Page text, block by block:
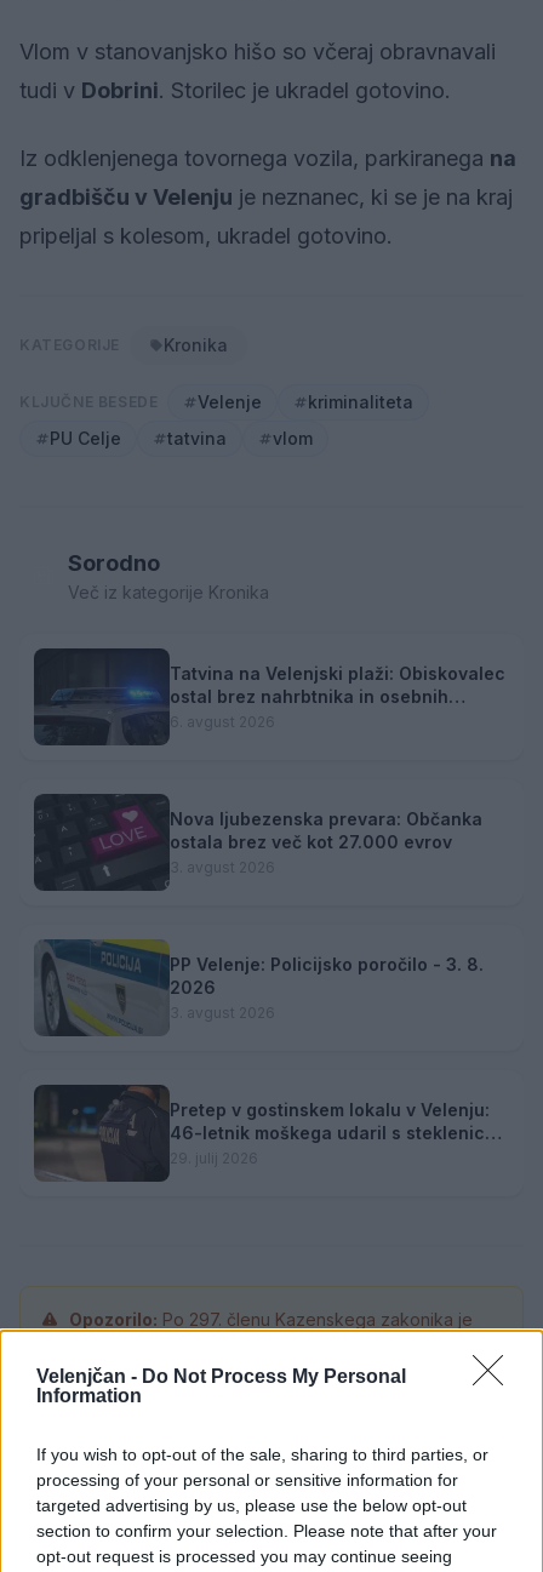
Velenjčan - Do Not Process My Personal
Information
If you wish to opt-out of the sale, sharing to third parties, or
processing of your personal or sensitive information for
targeted advertising by us, please use the below opt-out
section to confirm your selection. Please note that after your
opt-out request is processed you may continue seeing
Vlom v stanovanjsko hišo so včeraj obravnavali
tudi v Dobrini. Storilec je ukradel gotovino.
Iz odklenjenega tovornega vozila, parkiranega na
gradbišču v Velenju je neznanec, ki se je na kraj
pripeljal s kolesom, ukradel gotovino.
Kronika
Velenje
kriminaliteta
PU Celje
tatvina vlom
Sorodno
Več iz kategorije Kronika
Tatvina na Velenjski plaži: Obiskovalec
ostal brez nahrbtnika in osebnih
predmetov
6. avgust 2026
Nova ljubezenska prevara: Občanka
ostala brez več kot 27.000 evrov
3. avgust 2026
PP Velenje: Policijsko poročilo - 3. 8.
2026
3. avgust 2026
Pretep v gostinskem lokalu v Velenju:
46-letnik moškega udaril s steklenico
in ga zabodel
29. julij 2026
Opozorilo: Po 297. členu Kazenskega zakonika je
sovraštva, nasilja ali nestrpnosti. Komentarji z žaljivimi,
rasističnimi, diskriminatornimi ali nezakonitimi vsebinami
Failed to fetch
Prihajajoči dogodki